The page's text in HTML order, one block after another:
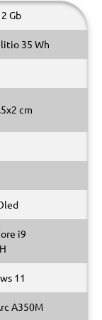
Gb
35 Wh
cm
i9
11
A350M